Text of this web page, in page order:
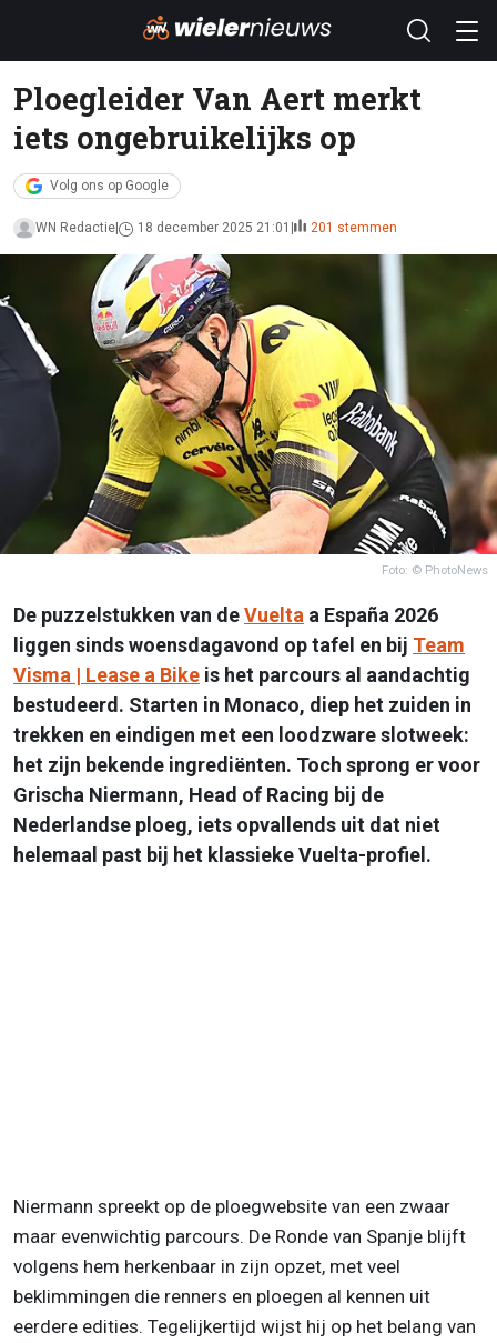
Ploegleider Van Aert merkt
iets ongebruikelijks op
Volg ons op Google
WN Redactie 18 december 2025 21:01 201 stemmen
Foto: © PhotoNews
De puzzelstukken van deVuelta a España 2026
liggen sinds woensdagavond op tafel en bij Team
Visma | Lease a Bike is het parcours al aandachtig
bestudeerd. Starten in Monaco, diep het zuiden in
trekken en eindigen met een loodzware slotweek:
het zijn bekende ingrediënten. Toch sprong er voor
Grischa Niermann, Head of Racing bij de
Nederlandse ploeg, iets opvallends uit dat niet
helemaal past bij het klassieke Vuelta-profiel.
Niermann spreekt op de ploegwebsite van een zwaar
maar evenwichtig parcours. De Ronde van Spanje blijft
volgens hem herkenbaar in zijn opzet, met veel
beklimmingen die renners en ploegen al kennen uit
eerdere edities. Tegelijkertijd wijst hij op het belang van